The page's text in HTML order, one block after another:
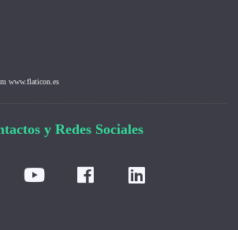
www.flaticon.es
y Redes Sociales